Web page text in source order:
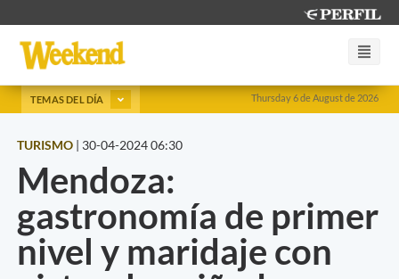
Thursday 6 de August de 2026
TEMAS DEL DÍA
TURISMO | 30-04-2024 06:30
Mendoza:
gastronomía de primer
nivel y maridaje con